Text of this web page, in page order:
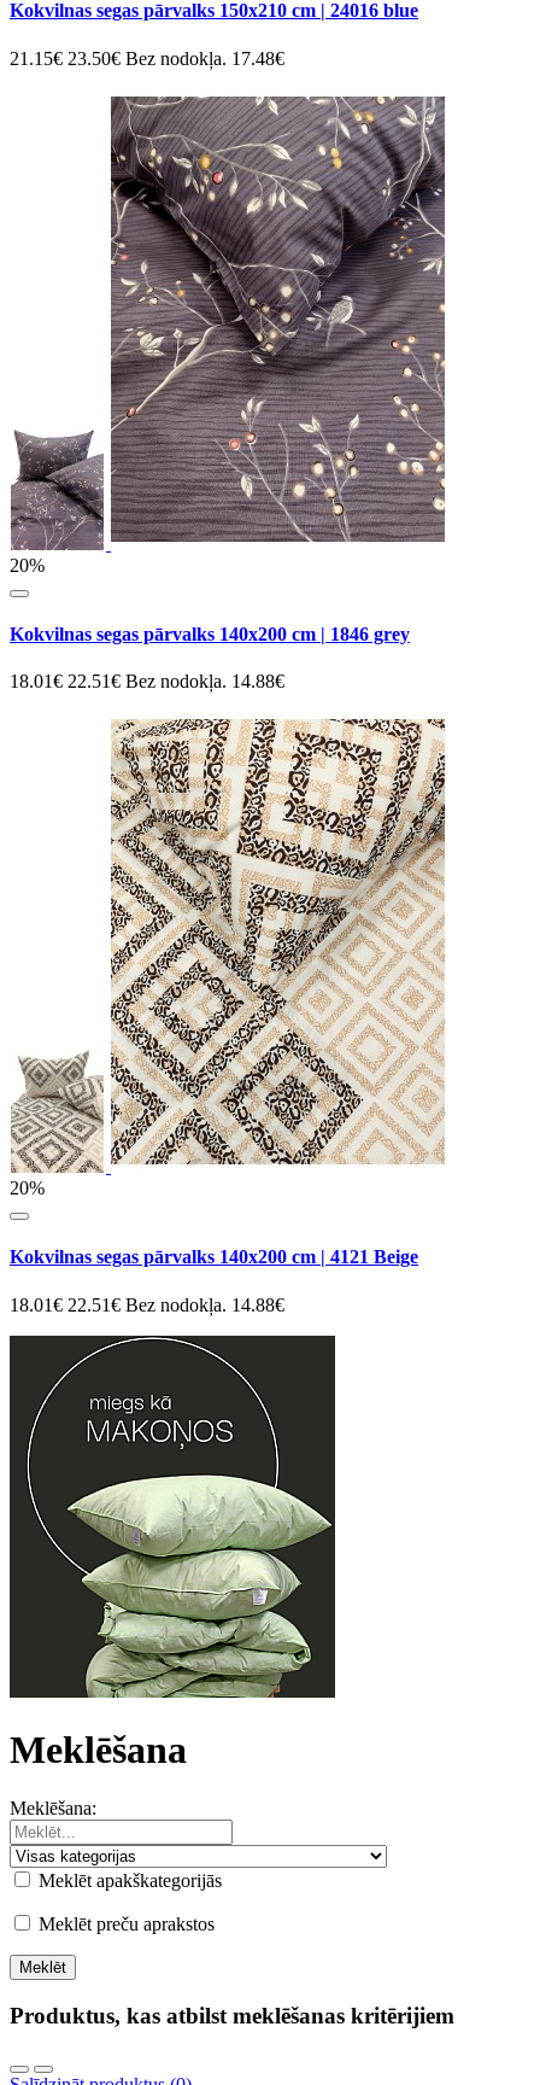
Kokvilnas segas pārvalks 150x210 cm | 24016 blue
21.15€ 23.50€ Bez nodokļa. 17.48€
20%
Kokvilnas segas pārvalks 140x200 cm | 1846 grey
18.01€ 22.51€ Bez nodokļa. 14.88€
20%
Kokvilnas segas pārvalks 140x200 cm | 4121 Beige
18.01€ 22.51€ Bez nodokļa. 14.88€
Meklēšana
Meklēšana:
Meklēt apakškategorijās
Meklēt preču aprakstos
Produktus, kas atbilst meklēšanas kritērijiem